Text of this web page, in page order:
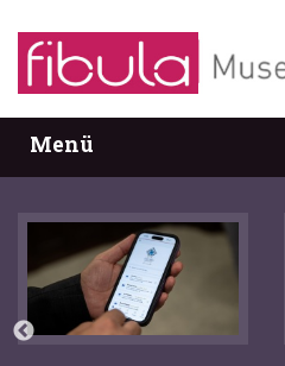
Menü